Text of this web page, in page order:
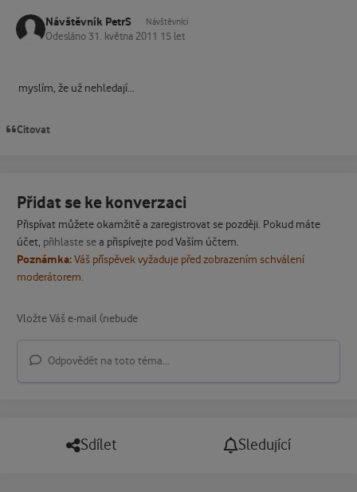
Návštěvník PetrS Návštěvníci
Odesláno 31. května 2011 15 let
myslím, že už nehledají...
Citovat
Přidat se ke konverzaci
Přispívat můžete okamžitě a zaregistrovat se později. Pokud máte
účet, přihlaste sea přispívejte pod Vaším účtem.
Poznámka:Váš příspěvek vyžaduje před zobrazením schválení
moderátorem.
Odpovědět na toto téma...
Sdílet Sledující